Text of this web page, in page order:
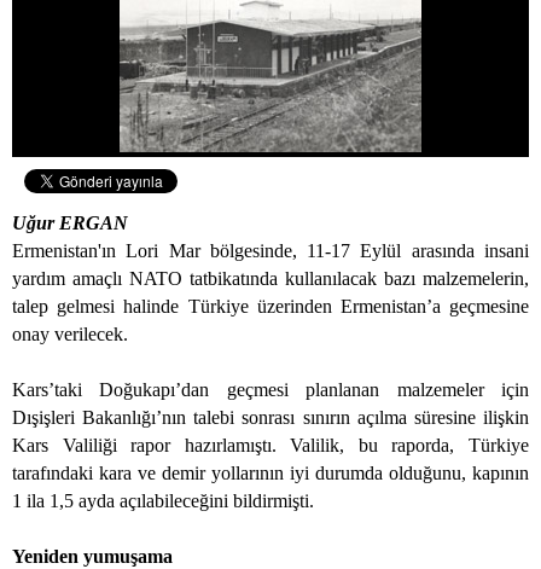
Uğur ERGAN
Ermenistan'ın Lori Mar bölgesinde, 11-17 Eylül arasında insani
yardım amaçlı NATO tatbikatında kullanılacak bazı malzemelerin,
talep gelmesi halinde Türkiye üzerinden Ermenistan’a geçmesine
onay verilecek.
Kars’taki Doğukapı’dan geçmesi planlanan malzemeler için
Dışişleri Bakanlığı’nın talebi sonrası sınırın açılma süresine ilişkin
Kars Valiliği rapor hazırlamıştı. Valilik, bu raporda, Türkiye
tarafındaki kara ve demir yollarının iyi durumda olduğunu, kapının
1 ila 1,5 ayda açılabileceğini bildirmişti.
Yeniden yumuşama